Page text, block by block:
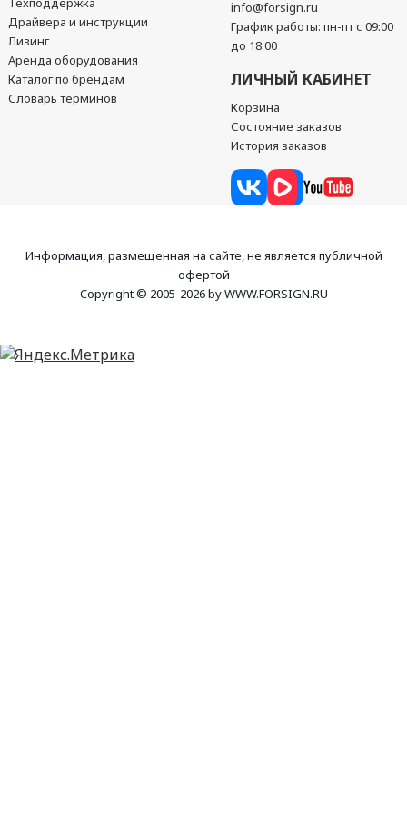
Драйвера и инструкции
Лизинг
Аренда оборудования
Каталог по брендам
Словарь терминов
info@forsign.ru
График работы: пн-пт с 09:00
до 18:00
ЛИЧНЫЙ КАБИНЕТ
Корзина
Состояние заказов
История заказов
Информация, размещенная на сайте, не является публичной
офертой
Copyright © 2005-2026 by WWW.FORSIGN.RU